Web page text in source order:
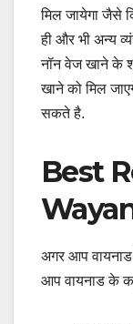
मिल जायेगा जैसे
ही और भी अन्य
नॉन वेज खाने के
खाने को मिल
सकते है.
Best
अगर आप वायनाड
आप वायनाड के